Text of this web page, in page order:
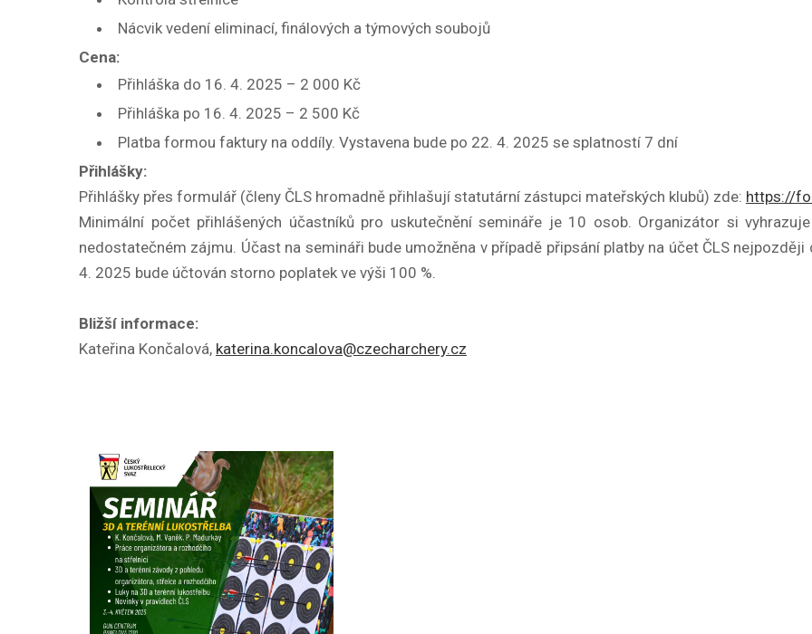
Nácvik vedení eliminací, finálových a týmových soubojů
Cena:
Přihláška do 16. 4. 2025 – 2 000 Kč
Přihláška po 16. 4. 2025 – 2 500 Kč
Platba formou faktury na oddíly. Vystavena bude po 22. 4. 2025 se splatností 7 dní
Přihlášky:
Přihlášky přes formulář (členy ČLS hromadně přihlašují statutární zástupci mateřských klubů) zde: https://
Minimální počet přihlášených účastníků pro uskutečnění semináře je 10 osob. Organizátor si
nedostatečném zájmu. Účast na semináři bude umožněna v případě připsání platby na účet ČLS nejpozději
4. 2025 bude účtován storno poplatek ve výši 100 %.
Bližší informace:
Kateřina Končalová, katerina.koncalova@czecharchery.cz